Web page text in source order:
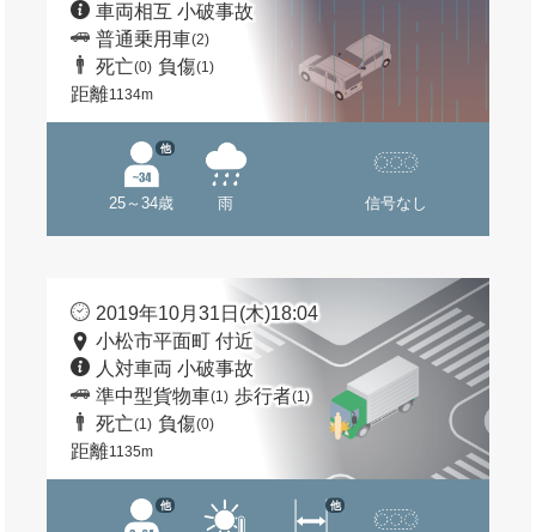
車両相互 小破事故
普通乗用車(2)
死亡(0) 負傷(1)
距離1134m
25～34歳
他
雨 信号なし
2019年10月31日(木)18:04
小松市平面町 付近
人対車両 小破事故
準中型貨物車(1) 歩行者(1)
死亡(1) 負傷(0)
距離1135m
他 他